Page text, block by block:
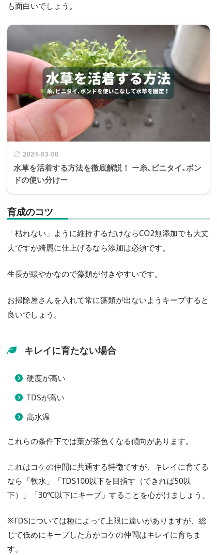
も面白いでしょう。
2024-03-08
水草を活着する方法を徹底解説！ ー糸､ビニタイ､ボン
ドの使い分けー
育成のコツ
「枯れない」ように維持するだけならCO2無添加でも大丈
夫ですが綺麗に仕上げるなら添加は必須です。
生長が緩やかなので藻類が付きやすいです。
お掃除屋さんを入れて常に藻類が出ないようキープすると
良いでしょう。
キレイに育たない場合
硬度が高い
TDSが高い
高水温
これらの条件下では葉が茶色くなる傾向があります。
これはコケの仲間に共通する特徴ですが、キレイに育てる
なら「軟水」「TDS100以下を目指す（できれば50以
下）」「30℃以下にキープ」することを心がけましょう。
※TDSについては種によって上限に違いがありますが、総
じて低めにキープした方がコケの仲間はキレイに育ちま
す。